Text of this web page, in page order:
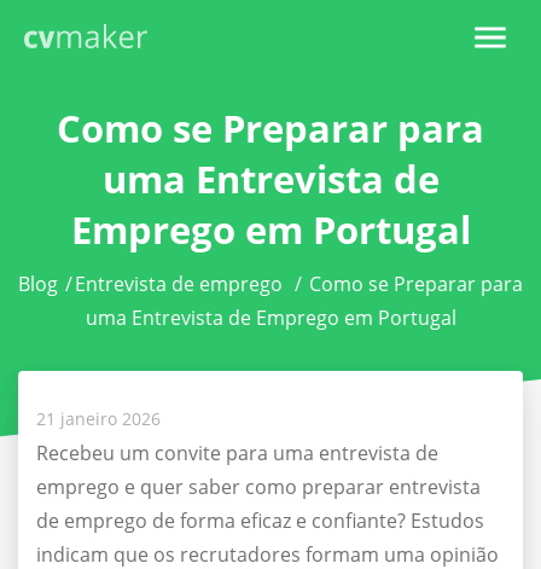
Como se Preparar para
uma Entrevista de
Emprego em Portugal
Blog /Entrevista de emprego / Como se Preparar para
uma Entrevista de Emprego em Portugal
21 janeiro 2026
Recebeu um convite para uma entrevista de
emprego e quer saber como preparar entrevista
de emprego de forma eficaz e confiante? Estudos
indicam que os recrutadores formam uma opinião